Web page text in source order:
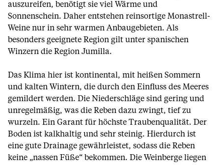
auszureifen, benötigt sie viel Wärme und
Sonnenschein. Daher entstehen reinsortige Monastrell-
Weine nur in sehr warmen Anbaugebieten. Als
besonders geeignete Region gilt unter spanischen
Winzern die Region Jumilla.
Das Klima hier ist kontinental, mit heißen Sommern
und kalten Wintern, die durch den Einfluss des Meeres
gemildert werden. Die Niederschläge sind gering und
unregelmäßig, was die Reben dazu zwingt, tief zu
wurzeln. Ein Garant für höchste Traubenqualität. Der
Boden ist kalkhaltig und sehr steinig. Hierdurch ist
eine gute Drainage gewährleistet, sodass die Reben
keine „nassen Füße“ bekommen. Die Weinberge liegen